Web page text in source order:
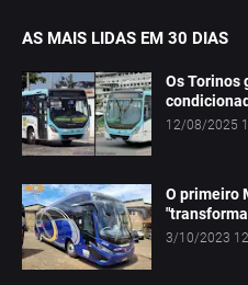
AS MAIS LIDAS EM 30 DIAS
Os Torinos
12/08/2025
O primeiro
3/10/2023